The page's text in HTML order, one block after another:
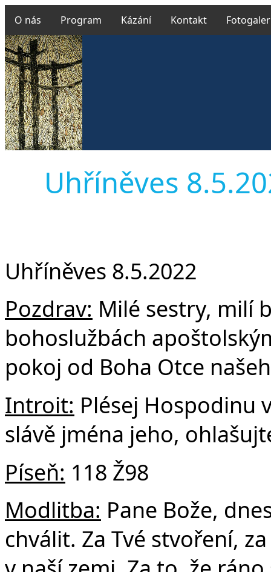
O nás Program Kázání Kontakt
Uhříněves
Uhříněves 8.5.2022
Pozdrav: Milé sestry, milí
bohoslužbách
pokoj od Boha Otce
Introit: Plésej Hospodinu
slávě jména jeho,
Píseň: 118 Ž98
Modlitba: Pane Bože,
chválit. Za Tvé stvoření,